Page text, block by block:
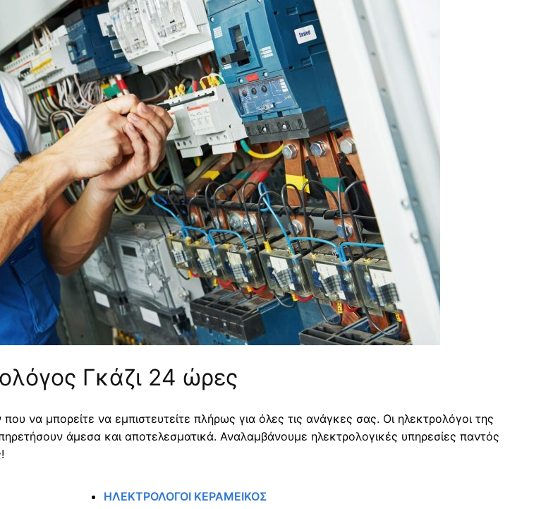
Γκάζι 24 ώρες
να μπορείτε να εμπιστευτείτε πλήρως για όλες τις ανάγκες σας. Οι ηλεκτρολόγοι της
άμεσα και αποτελεσματικά. Αναλαμβάνουμε ηλεκτρολογικές υπηρεσίες παντός
ΗΛΕΚΤΡΟΛΟΓΟΙ ΚΕΡΑΜΕΙΚΟΣ